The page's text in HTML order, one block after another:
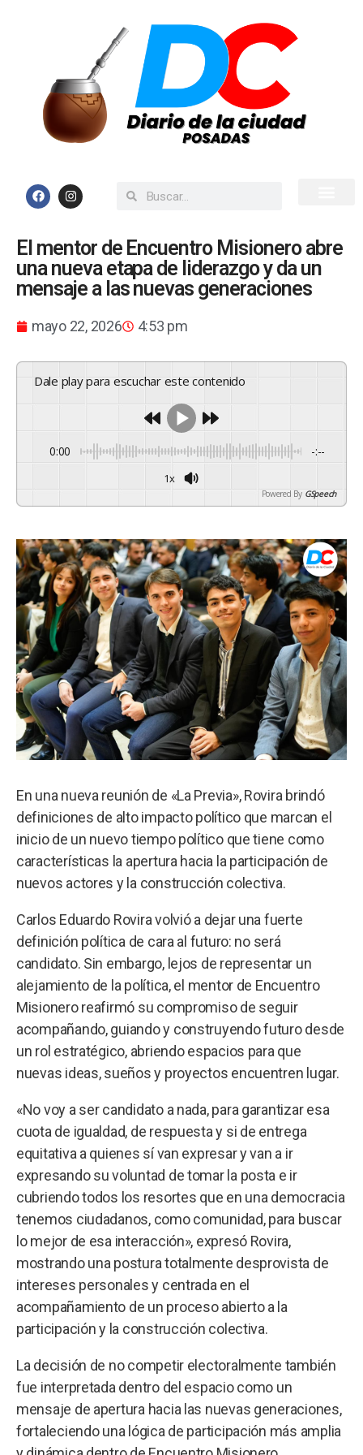
El mentor de Encuentro Misionero abre
una nueva etapa de liderazgo y da un
mensaje a las nuevas generaciones
mayo 22, 2026 4:53 pm
Dale play para escuchar este contenido
0:00 -:--
1x
Powered By GSpeech
En una nueva reunión de «La Previa», Rovira brindó
definiciones de alto impacto político que marcan el
inicio de un nuevo tiempo político que tiene como
características la apertura hacia la participación de
nuevos actores y la construcción colectiva.
Carlos Eduardo Rovira volvió a dejar una fuerte
definición política de cara al futuro: no será
candidato. Sin embargo, lejos de representar un
alejamiento de la política, el mentor de Encuentro
Misionero reafirmó su compromiso de seguir
acompañando, guiando y construyendo futuro desde
un rol estratégico, abriendo espacios para que
nuevas ideas, sueños y proyectos encuentren lugar.
«No voy a ser candidato a nada, para garantizar esa
cuota de igualdad, de respuesta y si de entrega
equitativa a quienes sí van expresar y van a ir
expresando su voluntad de tomar la posta e ir
cubriendo todos los resortes que en una democracia
tenemos ciudadanos, como comunidad, para buscar
lo mejor de esa interacción», expresó Rovira,
mostrando una postura totalmente desprovista de
intereses personales y centrada en el
acompañamiento de un proceso abierto a la
participación y la construcción colectiva.
La decisión de no competir electoralmente también
fue interpretada dentro del espacio como un
mensaje de apertura hacia las nuevas generaciones,
fortaleciendo una lógica de participación más amplia